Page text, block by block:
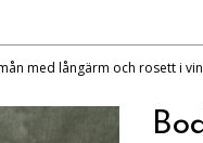
med långärm och rosett i